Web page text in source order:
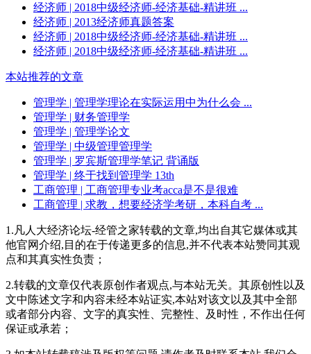
经济师 | 2018中级经济师-经济基础-精讲班 ...
经济师 | 2013经济师真题答案
经济师 | 2018中级经济师-经济基础-精讲班 ...
经济师 | 2018中级经济师-经济基础-精讲班 ...
本站推荐的文章
管理学 | 管理学理论在实际运用中为什么会 ...
管理学 | 财务管理学
管理学 | 管理学论文
管理学 | 中级管理管理学
管理学 | 罗宾斯管理学笔记 背诵版
管理学 | 终于找到管理学 13th
工商管理 | 工商管理专业考acca是不是很难
工商管理 | 求教，想要经济学考研，本科自考 ...
1.凡人大经济论坛-经管之家转载的文章,均出自其它媒体或其
他官网介绍,目的在于传递更多的信息,并不代表本站赞同其观
点和其真实性负责；
2.转载的文章仅代表原创作者观点,与本站无关。其原创性以及
文中陈述文字和内容未经本站证实,本站对该文以及其中全部
或者部分内容、文字的真实性、完整性、及时性，不作出任何
保证或承若；